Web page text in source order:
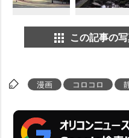
この記事の
漫画 コロコロ